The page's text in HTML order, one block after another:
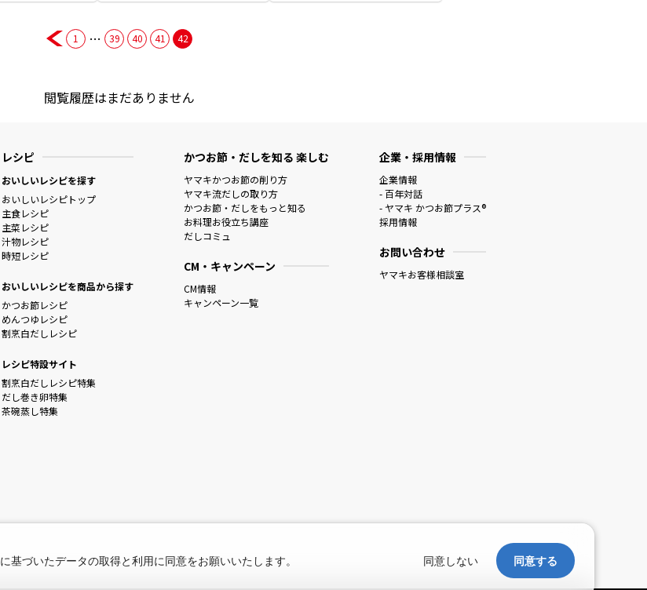
1 … 39 40 41 42
閲覧履歴はまだありません
レシピ
おいしいレシピを探す
おいしいレシピトップ
主食レシピ
主菜レシピ
汁物レシピ
時短レシピ
おいしいレシピを商品から探す
かつお節レシピ
めんつゆレシピ
割烹白だしレシピ
レシピ特設サイト
割烹白だしレシピ特集
だし巻き卵特集
茶碗蒸し特集
かつお節・だしを知る 楽しむ
ヤマキかつお節の削り方
ヤマキ流だしの取り方
かつお節・だしをもっと知る
お料理お役立ち講座
だしコミュ
CM・キャンペーン
CM情報
キャンペーン一覧
企業・採用情報
企業情報
- 百年対話
- ヤマキ かつお節プラス®
採用情報
お問い合わせ
ヤマキお客様相談室
に基づいたデータの取得と利用に同意をお願いいたします。 同意しない 同意する